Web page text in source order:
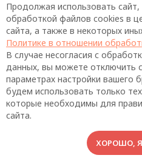
Продолжая использовать
обработкой файлов cookies в
сайта, а также в некоторых
Политике в отношении
В случае несогласия с
данных, вы можете отключить
параметрах настройки вашего
будем использовать только
которые необходимы для
сайта.
ХОРОШО,